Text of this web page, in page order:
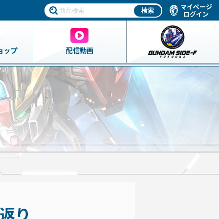
マイページ
ログイン
ップ 配信動画
り